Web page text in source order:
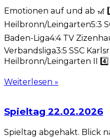
Emotionen auf und ab 🎢
Heilbronn/Leingarten5:3
Baden-Liga4:4 TV
Verbandsliga3:5 SSC
Heilbronn/Leingarten II 4️⃣
Weiterlesen »
Spieltag 22.02.2026
Spieltag abgehakt. Blick